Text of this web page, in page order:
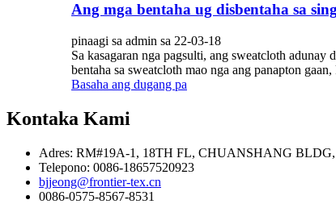
Ang mga bentaha ug disbentaha sa
pinaagi sa admin sa 22-03-18
Sa kasagaran nga pagsulti, ang sweatcloth adunay
bentaha sa sweatcloth mao nga ang panapton
Basaha ang dugang pa
Kontaka Kami
Adres: RM#19A-1, 18TH FL, CHUANSHANG
Telepono: 0086-18657520923
bjjeong@frontier-tex.cn
0086-0575-8567-8531